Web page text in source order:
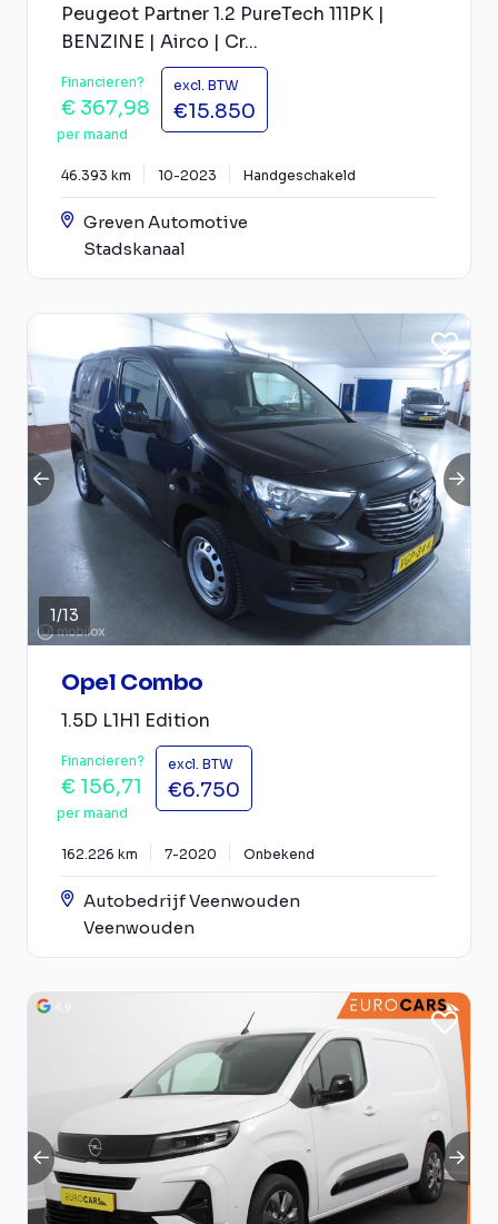
Peugeot Partner 1.2 PureTech 111PK |
BENZINE | Airco | Cr...
Financieren?
€ 367,98
per maand
excl. BTW
€15.850
46.393 km 10-2023 Handgeschakeld
Greven Automotive
Stadskanaal
1/13
Opel Combo
1.5D L1H1 Edition
Financieren?
€ 156,71
per maand
excl. BTW
€6.750
162.226 km 7-2020 Onbekend
Autobedrijf Veenwouden
Veenwouden